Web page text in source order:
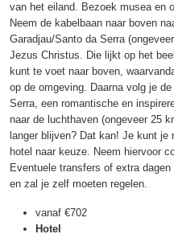
van het eiland. Bezoek musea en
Neem de kabelbaan naar boven
Garadjau/Santo da Serra
Jezus Christus. Die lijkt op het
kunt te voet naar boven,
op de omgeving. Daarna volg je
Serra, een romantische en
naar de luchthaven (ongeveer 25
langer blijven? Dat kan! Je kunt
hotel naar keuze. Neem hiervoor
Eventuele transfers of extra
en zal je zelf moeten regelen.
vanaf €702
Hotel